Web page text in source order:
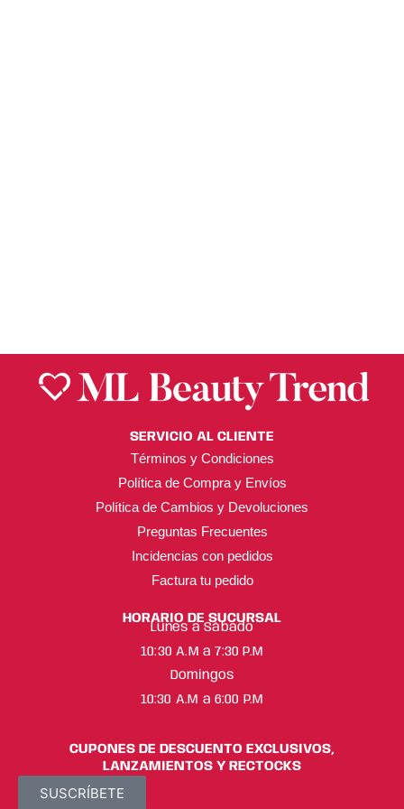
SERVICIO AL CLIENTE
Términos y Condiciones
Política de Compra y Envíos
Política de Cambios y Devoluciones
Preguntas Frecuentes
Incidencias con pedidos
Factura tu pedido
HORARIO DE SUCURSAL
Lunes a Sábado
10:30 A.M a 7:30 P.M
Domingos
10:30 A.M a 6:00 P.M
CUPONES DE DESCUENTO EXCLUSIVOS,
LANZAMIENTOS Y RECTOCKS
SUSCRÍBETE